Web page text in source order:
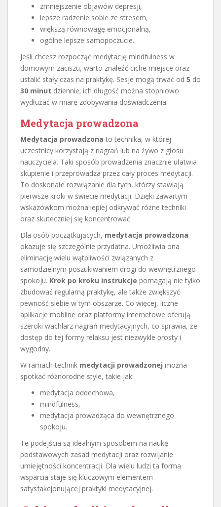
zmniejszenie objawów depresji,
lepsze radzenie sobie ze stresem,
większą równowagę emocjonalną,
ogólne lepsze samopoczucie.
Jeśli chcesz rozpocząć medytację mindfulness w
domowym zaciszu, warto znaleźć ciche miejsce oraz
ustalić stały czas na praktykę. Sesje mogą trwać od 5 do
30 minut dziennie; ich długość można stopniowo
wydłużać w miarę zdobywania doświadczenia.
Medytacja prowadzona
Medytacja prowadzona to technika, w której
uczestnicy korzystają z nagrań lub na żywo z głosu
nauczyciela. Taki sposób prowadzenia znacznie ułatwia
skupienie i przeprowadza przez cały proces medytacji.
To doskonałe rozwiązanie dla tych, którzy stawiają
pierwsze kroki w świecie medytacji. Dzięki zawartym
wskazówkom można lepiej odkrywać różne techniki
oraz skuteczniej się koncentrować.
Dla osób początkujących, medytacja prowadzona
okazuje się szczególnie przydatna. Umożliwia ona
eliminację wielu wątpliwości związanych z
samodzielnym poszukiwaniem drogi do wewnętrznego
spokoju. Krok po kroku instrukcje pomagają nie tylko
zbudować regularną praktykę, ale także zwiększyć
pewność siebie w tym obszarze. Co więcej, liczne
aplikacje mobilne oraz platformy internetowe oferują
szeroki wachlarz nagrań medytacyjnych, co sprawia, że
dostęp do tej formy relaksu jest niezwykle prosty i
wygodny.
W ramach technik medytacji prowadzonej można
spotkać różnorodne style, takie jak:
medytacja oddechowa,
mindfulness,
medytacja prowadząca do wewnętrznego
spokoju.
Te podejścia są idealnym sposobem na naukę
podstawowych zasad medytacji oraz rozwijanie
umiejętności koncentracji. Dla wielu ludzi ta forma
wsparcia staje się kluczowym elementem
satysfakcjonującej praktyki medytacyjnej.